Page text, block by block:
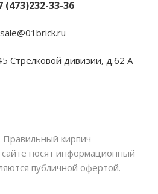
(473)232-33-36
sale@01brick.ru
Стрелковой дивизии, д.62 А
кирпич
носят информационный
публичной офертой.